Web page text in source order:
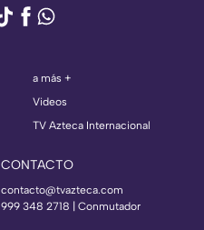
a más +
Videos
TV Azteca Internacional
CONTACTO
contacto@tvazteca.com
999 348 2718 | Conmutador